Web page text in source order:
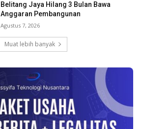
Belitang Jaya Hilang 3 Bulan Bawa
Anggaran Pembangunan
Agustus 7, 2026
Muat lebih banyak